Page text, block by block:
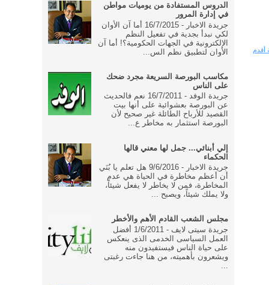
أقدم
الدروس المستفادة من يوميات مواطن
في إدارة المرور
جريدة الاخبار - 16/7/2015 أما آن الأوان
لكي نبدأ بجدية في تفعيل النظم
الإلكترونية في الجهات الحكومية؟! أما آن
الأوان لتطبيق نظم الس...
مكاسب البورصة السريعة مجرد ضحك
على الناس
جريدة الوفد - 16/7/2011 نعم فالحديث
عن البورصة بعشوائية على أنها بيت
القصيد للأرباح الطائلة غير صحيح لأن
البورصة استثمار به مخاطر ع...
إلي أبنائي... جمل لها معني قالها
الحكماء
جريدة الاخبار - 9/6/2016 هل تعلم يا بُنَي
أن أعظم مخاطرة في الحياة هي عدم
المخاطرة، فمن لا يخاطر لا يفعل شيئاً،
ولا يملك شيئاً، ويصبح ...
مجلس الشعب القادم الأهم والأخطر
جريدة سيتى لايف - 1/6/2011 أفضل
العمل السياسى الخدمى الذى ينعكس
على حياة الناس فيستفيدون منه
ويشعرون بأهميته، من هنا جاءت رغبتى